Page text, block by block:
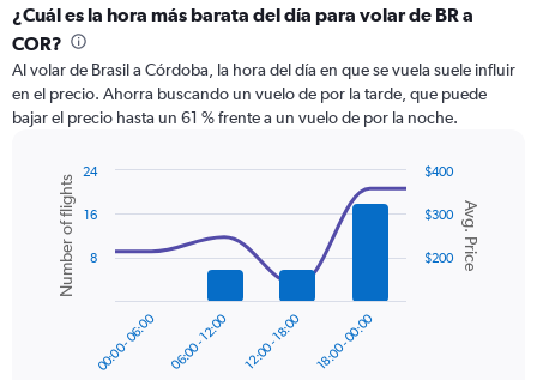
categories.
Range:
12
categories.
The
chart
axis
displaying
values.
Range:
¿Cuál es la hora más barata del día para volar de BR a
COR?
Al volar de Brasil a Córdoba, la hora del día en que se vuela suele influir
en el precio. Ahorra buscando un vuelo de por la tarde, que puede
bajar el precio hasta un 61 % frente a un vuelo de por la noche.
Combination
chart
with
data
series.
Chart
graphic.
Avg. Price
Number of flights
00:00 - 06:00 06:00 - 12:00 12:00 - 18:00 18:00 - 00:00
$200
$300
$400
8
16
24